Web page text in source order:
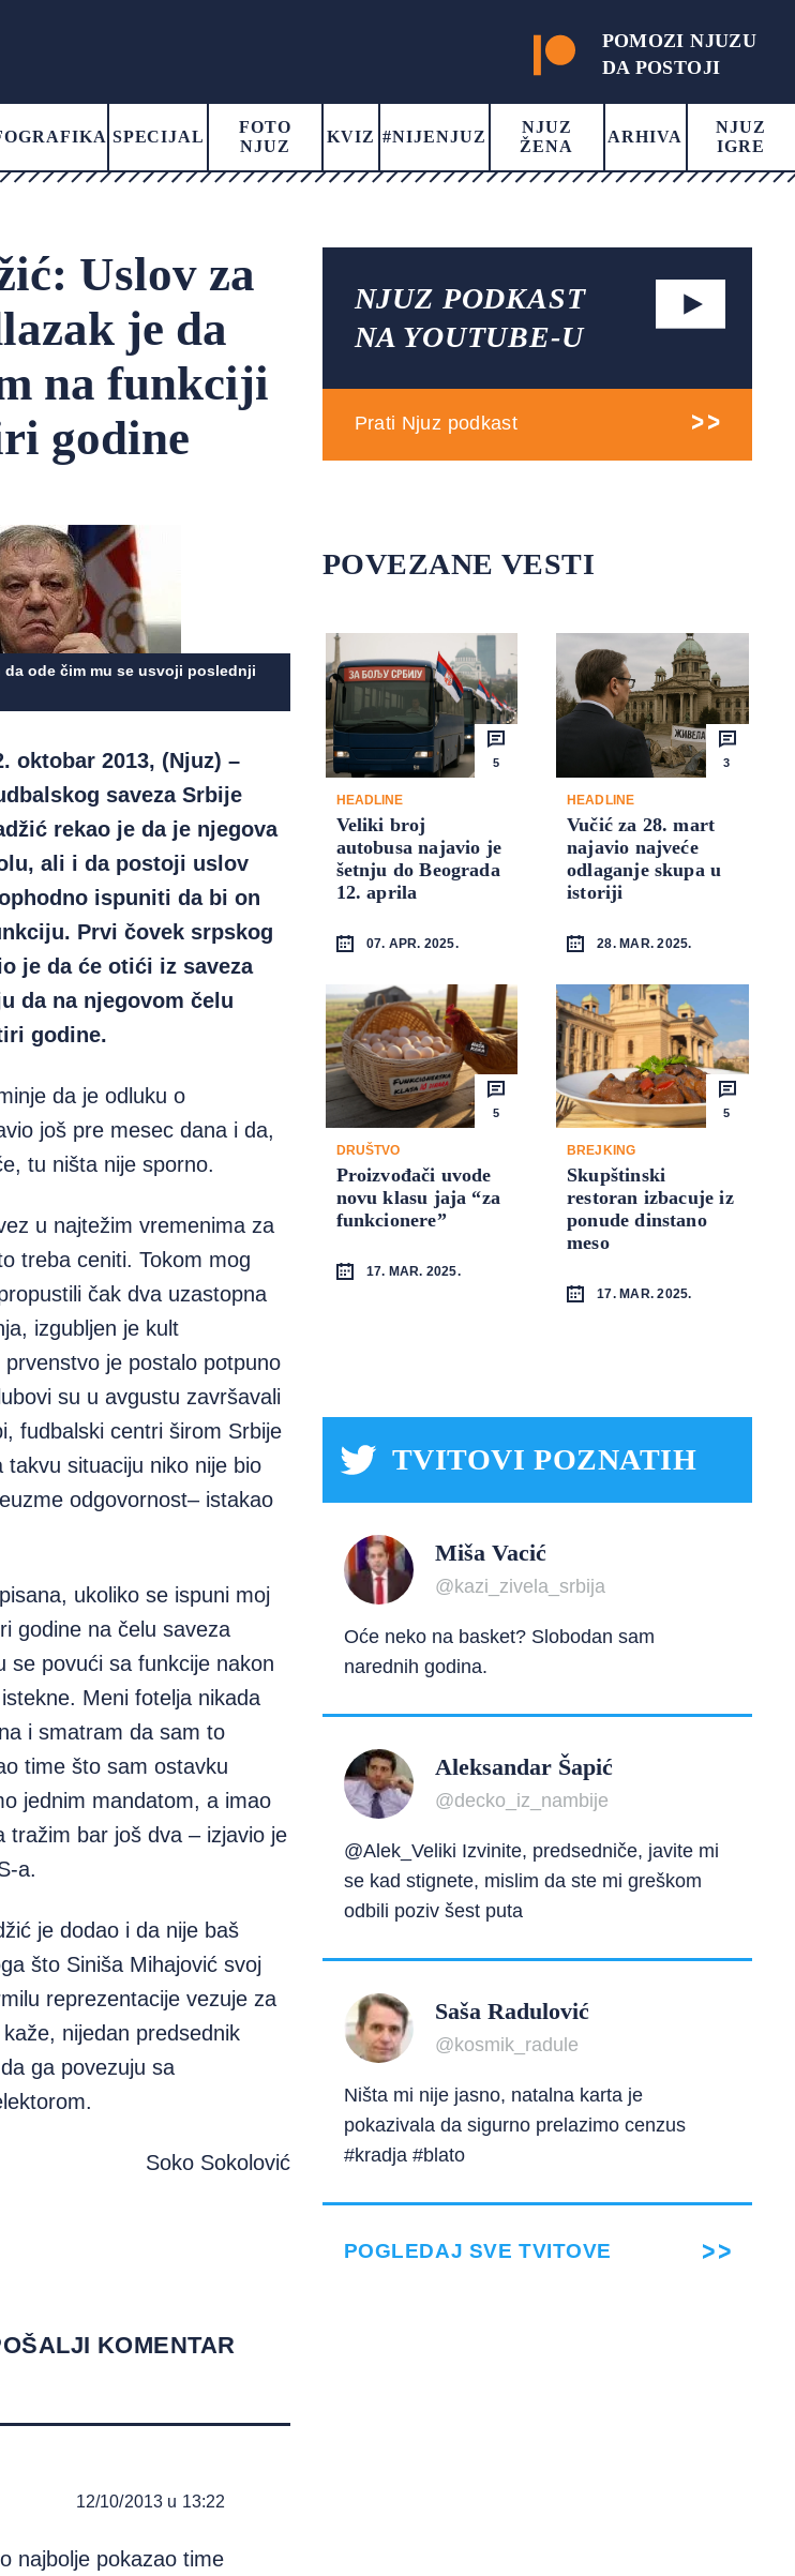
POMOZI NJUZU
DA POSTOJI
SPECIJAL
FOTO
NJUZ
KVIZ #NIJENJUZ
NJUZ
ŽENA
ARHIVA
NJUZ
IGRE
Uslov za
je da
na funkciji
godine
da ode čim mu se usvoji poslednji
oktobar 2013, (Njuz) –
saveza Srbije
rekao je da je njegova
ali i da postoji uslov
ispuniti da bi on
Prvi čovek srpskog
je da će otići iz saveza
da na njegovom čelu
godine.
da je odluku o
još pre mesec dana i da,
tu ništa nije sporno.
u najtežim vremenima za
treba ceniti. Tokom mog
čak dva uzastopna
izgubljen je kult
je postalo potpuno
su u avgustu završavali
fudbalski centri širom Srbije
takvu situaciju niko nije bio
odgovornost– istakao
ukoliko se ispuni moj
godine na čelu saveza
se povući sa funkcije nakon
Meni fotelja nikada
i smatram da sam to
time što sam ostavku
jednim mandatom, a imao
tražim bar još dva – izjavio je
a.
je dodao i da nije baš
što Siniša Mihajović svoj
reprezentacije vezuje za
nijedan predsednik
ga povezuju sa
Soko Sokolović
KOMENTAR
12/10/2013 u 13:22
najbolje pokazao time
NJUZ PODKAST
NA YOUTUBE-U
Prati Njuz podkast
POVEZANE VESTI
5
HEADLINE
Veliki broj
autobusa najavio je
šetnju do Beograda
12. aprila
07. APR. 2025.
3
HEADLINE
Vučić za 28. mart
najavio najveće
odlaganje skupa u
istoriji
28. MAR. 2025.
5
DRUŠTVO
Proizvođači uvode
novu klasu jaja “za
funkcionere”
17. MAR. 2025.
5
BREJKING
Skupštinski
restoran izbacuje iz
ponude dinstano
meso
17. MAR. 2025.
TVITOVI POZNATIH
Miša Vacić
@kazi_zivela_srbija
Oće neko na basket? Slobodan sam
narednih godina.
Aleksandar Šapić
@decko_iz_nambije
@Alek_Veliki Izvinite, predsedniče, javite mi
se kad stignete, mislim da ste mi greškom
odbili poziv šest puta
Saša Radulović
@kosmik_radule
Ništa mi nije jasno, natalna karta je
pokazivala da sigurno prelazimo cenzus
#kradja #blato
POGLEDAJ SVE TVITOVE